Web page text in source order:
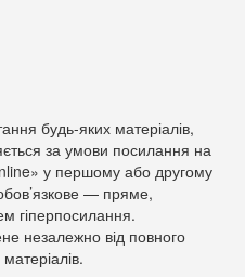
будь-яких матеріалів,
за умови посилання на
у першому або другому
— пряме,
гіперпосилання.
незалежно від повного